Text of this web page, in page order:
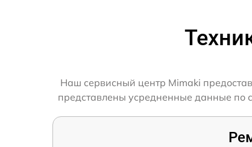
Наш сервисный центр Mimaki
представлены усредненные данные по